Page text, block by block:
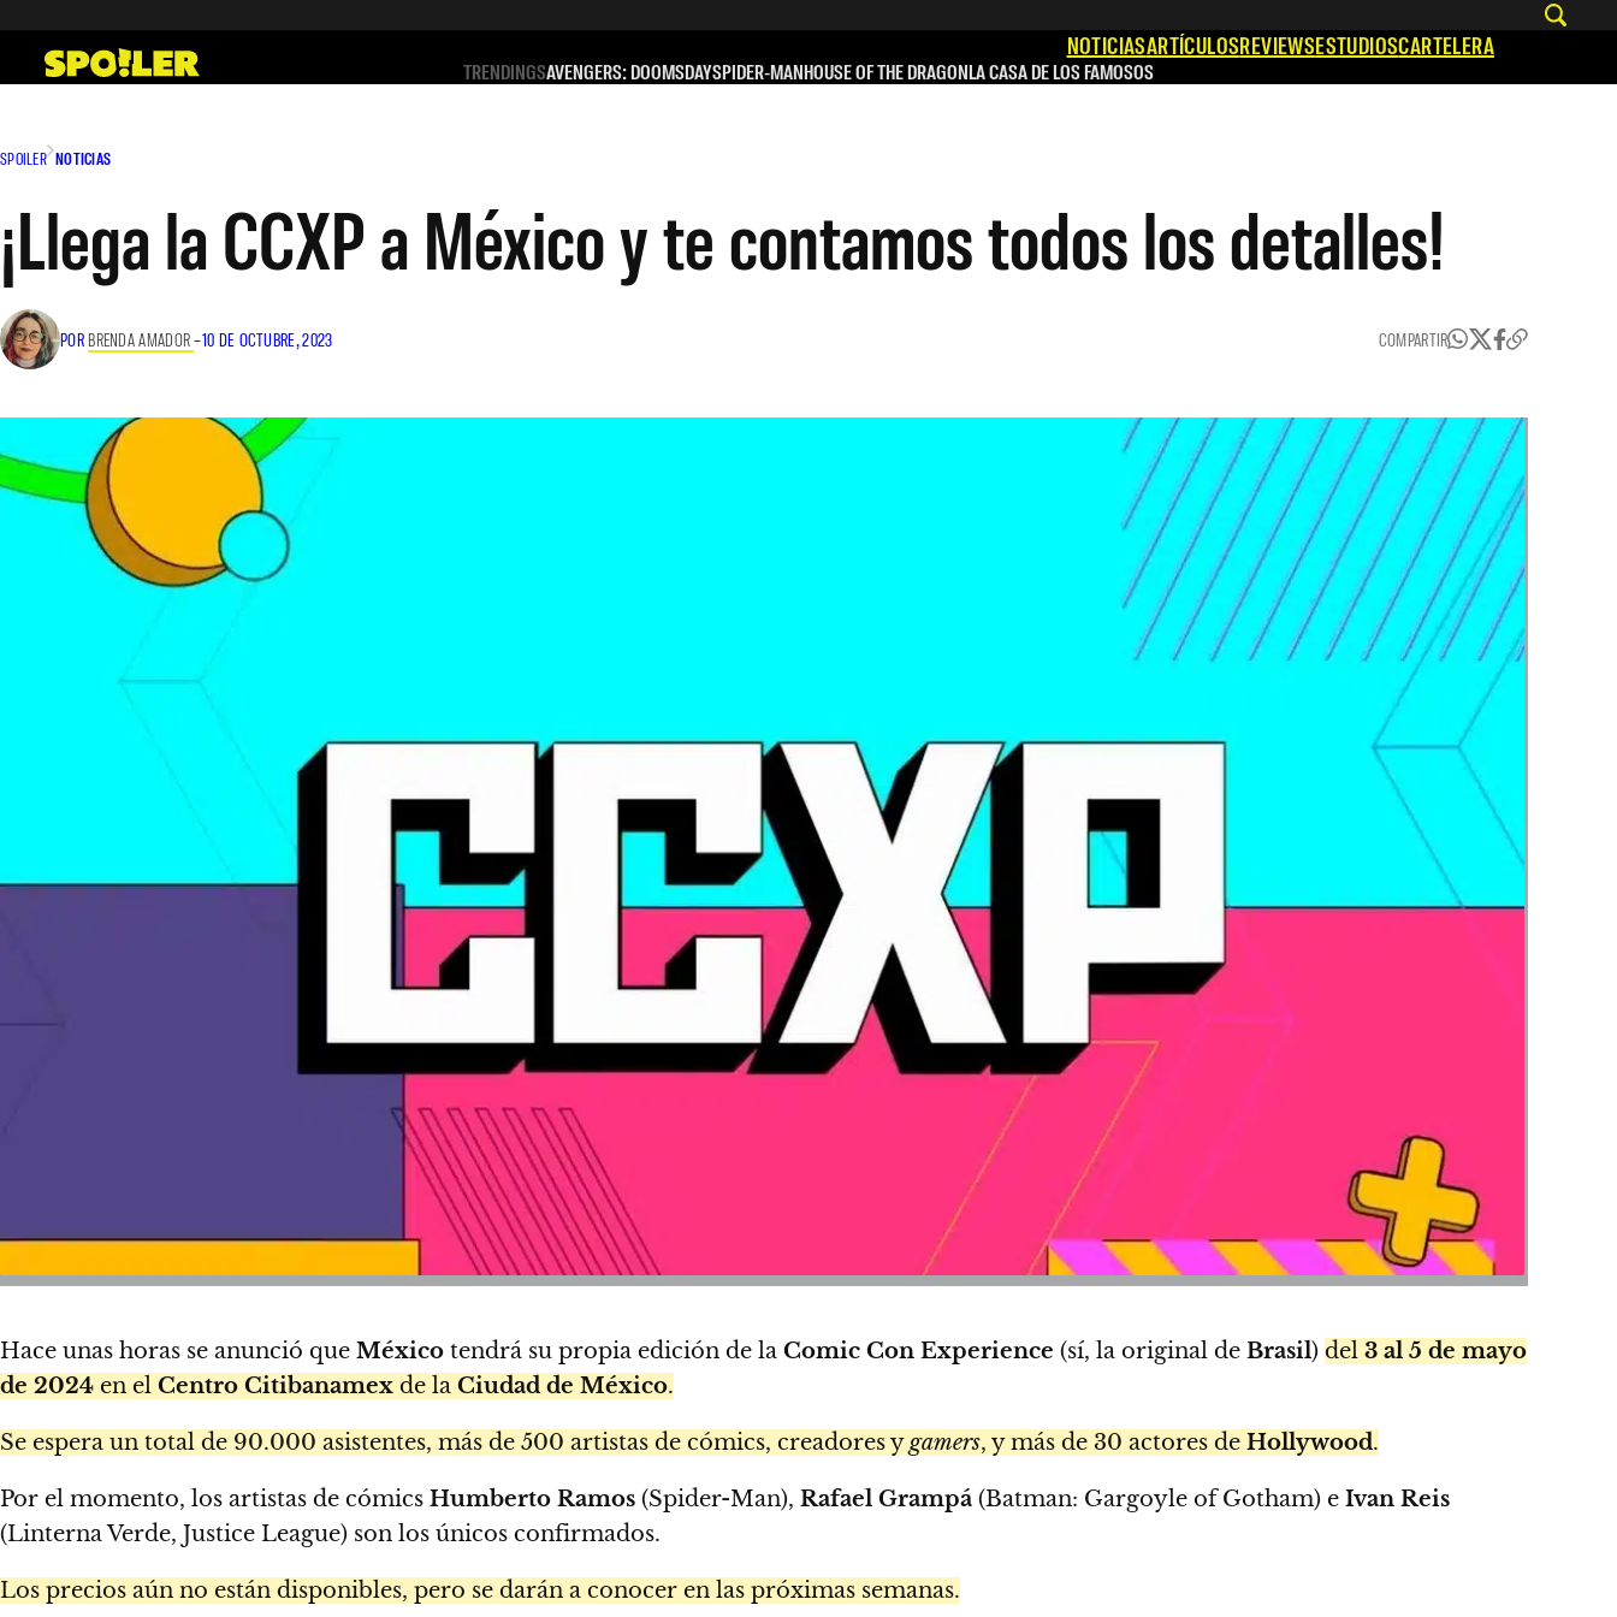
contenido
NOTICIASARTÍCULOSREVIEWSESTUDIOSCARTELERA
TRENDINGSAVENGERS: DOOMSDAYSPIDER-MANHOUSE OF THE DRAGONLA CASA DE LOS FAMOSOS
SPOILER NOTICIAS
¡Llega la CCXP a México y te contamos todos los detalles!
POR BRENDA AMADOR–10 DE OCTUBRE, 2023 COMPARTIR
Hace unas horas se anunció que México tendrá su propia edición de la Comic Con Experience (sí, la original de Brasil) del 3 al 5 de mayo
de 2024 en el Centro Citibanamex de la Ciudad de México.
Se espera un total de 90.000 asistentes, más de 500 artistas de cómics, creadores ygamers, y más de 30 actores de Hollywood.
Por el momento, los artistas de cómics Humberto Ramos (Spider-Man), Rafael Grampá (Batman: Gargoyle of Gotham) e Ivan Reis
(Linterna Verde, Justice League) son los únicos confirmados.
Los precios aún no están disponibles, pero se darán a conocer en las próximas semanas.